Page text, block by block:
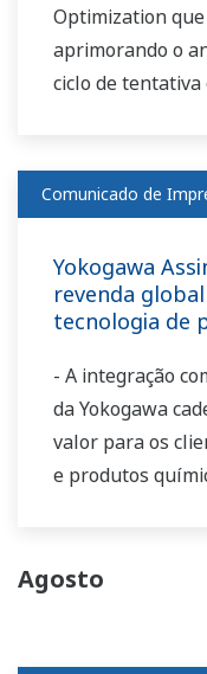
Optimization
aprimorando o
ciclo de tentativa
Comunicado de
Yokogawa
revenda
tecnologia de
- A integração
da Yokogawa
valor para os
e produtos
Agosto